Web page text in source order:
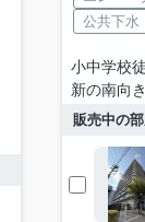
公共下水
小中学校
新の南向
販売中の